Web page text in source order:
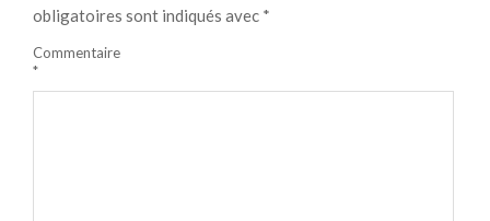
obligatoires sont indiqués avec *
Commentaire
*